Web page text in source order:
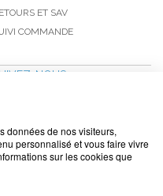
ET SAV
COMMANDE
NOUS
NOTRE BLOG
données de nos visiteurs,
personnalisé et vous faire vivre
sur les cookies que